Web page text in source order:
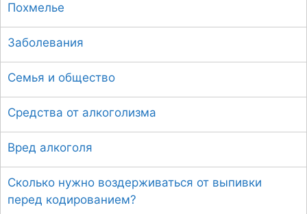
Похмелье
Заболевания
Семья и общество
Средства от алкоголизма
Вред алкоголя
Сколько нужно воздерживаться от выпивки
перед кодированием?